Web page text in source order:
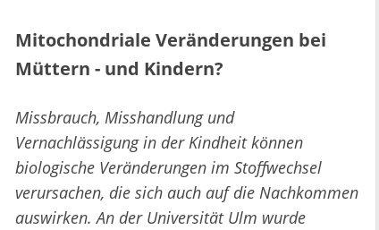
Mitochondriale Veränderungen bei
Müttern - und Kindern?
Missbrauch, Misshandlung und
Vernachlässigung in der Kindheit können
biologische Veränderungen im Stoffwechsel
verursachen, die sich auch auf die Nachkommen
auswirken. An der Universität Ulm wurde